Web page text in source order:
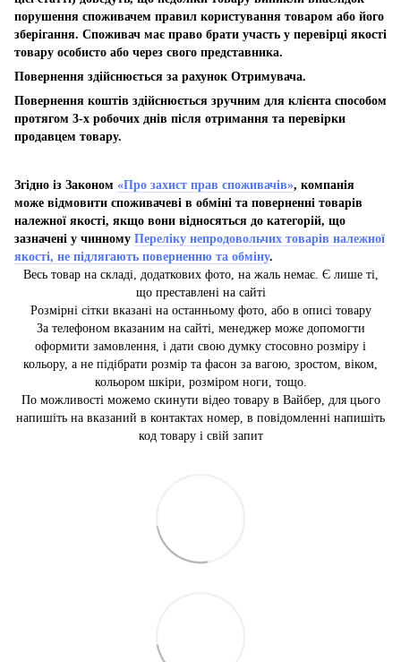
порушення споживачем правил користування товаром або його
зберігання. Споживач має право брати участь у перевірці якості
товару особисто або через свого представника.
Повернення здійснюється за рахунок Отримувача.
Повернення коштів здійснюється зручним для клієнта способом
протягом 3-х робочих днів після отримання та перевірки
продавцем товару.
Згідно із Законом «Про захист прав споживачів», компанія
може відмовити споживачеві в обміні та поверненні товарів
належної якості, якщо вони відносяться до категорій, що
зазначені у чинному Переліку непродовольчих товарів належної
якості, не підлягають поверненню та обміну.
Весь товар на складі, додаткових фото, на жаль немає. Є лише ті,
що преставлені на сайті
Розмірні сітки вказані на останньому фото, або в описі товару
За телефоном вказаним на сайті, менеджер може допомогти
оформити замовлення, і дати свою думку стосовно розміру і
кольору, а не підібрати розмір та фасон за вагою, зростом, віком,
кольором шкіри, розміром ноги, тощо.
По можливості можемо скинути відео товару в Вайбер, для цього
напишіть на вказаний в контактах номер, в повідомленні напишіть
код товару і свій запит